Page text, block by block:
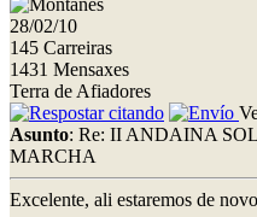
28/02/10
145 Carreiras
1431 Mensaxes
Terra de Afiadores
Asunto: Re: II ANDAINA
MARCHA
Excelente, ali estaremos de